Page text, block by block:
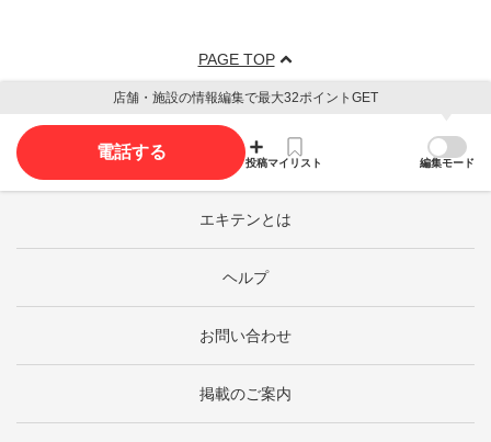
PAGE TOP
店舗・施設の情報編集で最大32ポイントGET
電話する
投稿マイリスト 編集モード
エキテンとは
ヘルプ
お問い合わせ
掲載のご案内